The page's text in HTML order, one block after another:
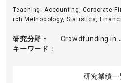
Teaching: Accounting, Corporate
rch Methodology, Statistics,
研究分野・
キーワード
Crowdfunding in
研究業績一